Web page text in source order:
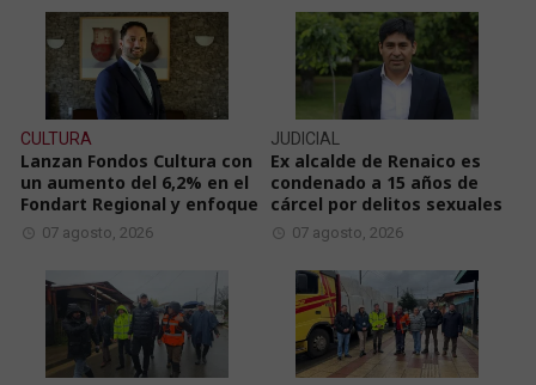
CULTURA
Lanzan Fondos Cultura con
un aumento del 6,2% en el
Fondart Regional y enfoque
07 agosto, 2026
JUDICIAL
Ex alcalde de Renaico es
condenado a 15 años de
cárcel por delitos sexuales
07 agosto, 2026